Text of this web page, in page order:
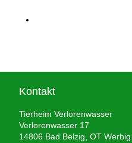
Kontakt
Tierheim Verlorenwasser
Verlorenwasser 17
14806 Bad Belzig, OT Werbig